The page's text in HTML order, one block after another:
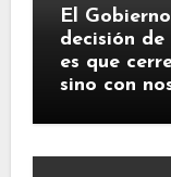
El
decisión
es que
sino con